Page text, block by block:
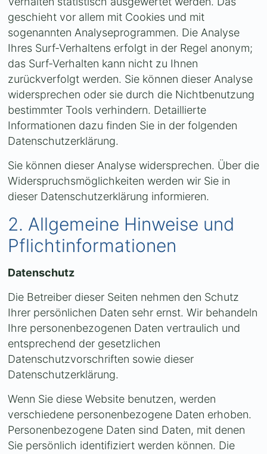
geschieht vor allem mit Cookies und mit
sogenannten Analyseprogrammen. Die Analyse
Ihres Surf-Verhaltens erfolgt in der Regel anonym;
das Surf-Verhalten kann nicht zu Ihnen
zurückverfolgt werden. Sie können dieser Analyse
widersprechen oder sie durch die Nichtbenutzung
bestimmter Tools verhindern. Detaillierte
Informationen dazu finden Sie in der folgenden
Datenschutzerklärung.
Sie können dieser Analyse widersprechen. Über die
Widerspruchsmöglichkeiten werden wir Sie in
dieser Datenschutzerklärung informieren.
2. Allgemeine Hinweise und
Pflichtinformationen
Datenschutz
Die Betreiber dieser Seiten nehmen den Schutz
Ihrer persönlichen Daten sehr ernst. Wir behandeln
Ihre personenbezogenen Daten vertraulich und
entsprechend der gesetzlichen
Datenschutzvorschriften sowie dieser
Datenschutzerklärung.
Wenn Sie diese Website benutzen, werden
verschiedene personenbezogene Daten erhoben.
Personenbezogene Daten sind Daten, mit denen
Sie persönlich identifiziert werden können. Die